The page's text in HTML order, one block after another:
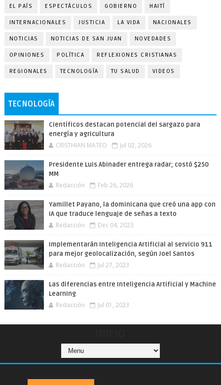
EL PAÍS ESPECTÁCULOS GOBIERNO HAITÍ
INTERNACIONALES JUSTICIA LA VIDA NACIONALES
NOTICIAS NOTICIAS DE SAN JUAN NOVEDADES
OPINIONES POLÍTICA REFLEXIONES CRISTIANAS
REGIONALES TECNOLOGÍA TU SALUD VIDEOS
TECNOLOGÍA
Científicos destacan potencial del sargazo para
energía y agricultura
CRISTHIAN MATEO Jul 02, 2026
Presidente Luis Abinader entrega radar; costó $250
MM
Redacción Feb 26, 2026
Yamillet Payano, la dominicana que creó una app con
IA que traduce lenguaje de señas a texto
Redacción Dec 04, 2023
Implementarán Inteligencia Artificial al servicio 911
para mejor geolocalización, según Joel Santos
Redacción Jul 27, 2023
Las diferencias entre Inteligencia Artificial y Machine
Learning
Redacción Jul 01, 2023